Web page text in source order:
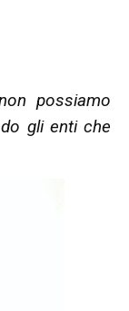
possiamo
gli enti che